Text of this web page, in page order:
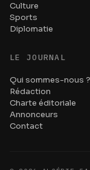
Culture
Sports
Diplomatie
LE JOURNAL
Qui sommes-nous ?
Rédaction
Charte éditoriale
Annonceurs
Contact